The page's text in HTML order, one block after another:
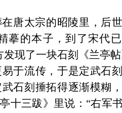
唐太宗的昭陵里，后世
摹的本子，到了宋代
现了一块石刻《兰亭帖
于流传，于是定武石
石刻捶拓得逐渐模糊
十三跋》里说： “右军